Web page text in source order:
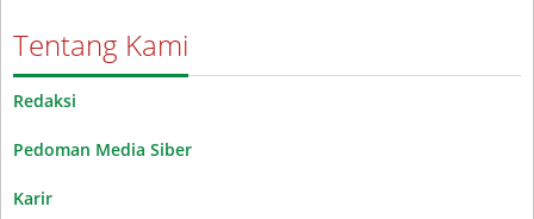
Tentang Kami
Redaksi
Pedoman Media Siber
Karir